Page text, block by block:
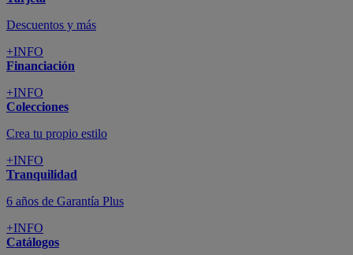
Descuentos y más
+INFO
Financiación
+INFO
Colecciones
Crea tu propio estilo
+INFO
Tranquilidad
6 años de Garantía Plus
+INFO
Catálogos